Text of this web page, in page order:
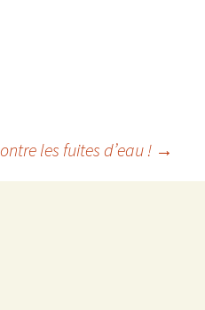
les fuites d’eau ! →